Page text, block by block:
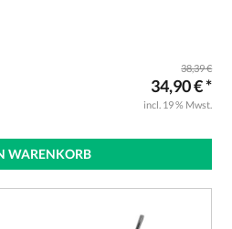
38,39 €
34,90 € *
incl. 19 % Mwst.
WARENKORB